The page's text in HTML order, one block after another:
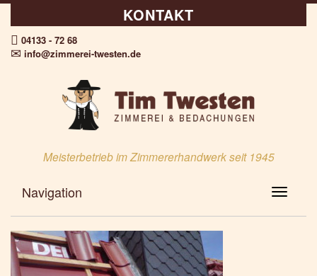
KONTAKT
04133 - 72 68
info@zimmerei-twesten.de
Meisterbetrieb im Zimmererhandwerk seit 1945
Navigation Toggle